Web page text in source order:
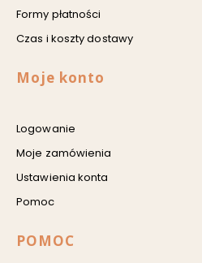
Formy płatności
Czas i koszty dostawy
Moje konto
Logowanie
Moje zamówienia
Ustawienia konta
Pomoc
POMOC